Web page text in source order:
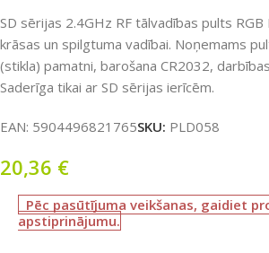
SD sērijas 2.4GHz RF tālvadības pults RGB
krāsas un spilgtuma vadībai. Noņemams
(stikla) pamatni, barošana CR2032,
Saderīga tikai ar SD sērijas ierīcēm.
EAN: 5904496821765SKU: PLD058
20,36 €
Pēc pasūtījuma veikšanas, gaidiet
apstiprinājumu.